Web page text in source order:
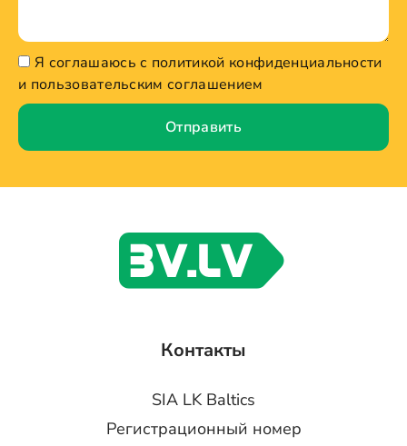
Я соглашаюсь с политикой конфиденциальности
и пользовательским соглашением
Отправить
Контакты
SIA LK Baltics
Регистрационный номер